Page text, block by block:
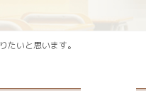
たいと思います。